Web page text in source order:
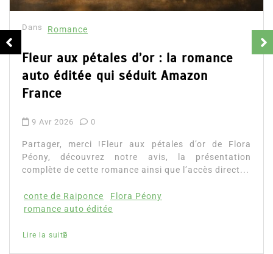
Dans Romance
Fleur aux pétales d’or : la romance
auto éditée qui séduit Amazon
France
9 Avr 2026 0
Partager, merci !Fleur aux pétales d’or de Flora
Péony, découvrez notre avis, la présentation
complète de cette romance ainsi que l’accès direct...
conte de Raiponce
Flora Péony
romance auto éditée
Lire la suite